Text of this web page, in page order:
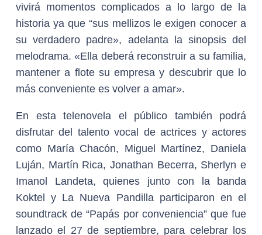
vivirá momentos complicados a lo largo de la
historia ya que “sus mellizos le exigen conocer a
su verdadero padre», adelanta la sinopsis del
melodrama. «Ella deberá reconstruir a su familia,
mantener a flote su empresa y descubrir que lo
más conveniente es volver a amar».
En esta telenovela el público también podrá
disfrutar del talento vocal de actrices y actores
como María Chacón, Miguel Martínez, Daniela
Luján, Martín Rica, Jonathan Becerra, Sherlyn e
Imanol Landeta, quienes junto con la banda
Koktel y La Nueva Pandilla participaron en el
soundtrack de “Papás por conveniencia” que fue
lanzado el 27 de septiembre, para celebrar los